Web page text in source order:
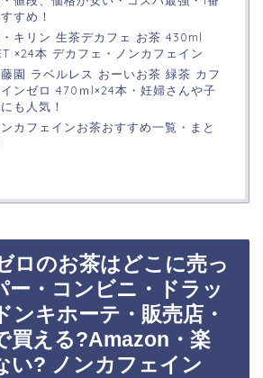
すめ！
キリン 生茶デカフェ お茶 430ml
×24本 デカフェ・ノンカフェイン
園 ラベルレス おーいお茶 緑茶 カフ
インゼロ 470ｍl×24本・妊婦さんや子
も人気！
ンカフェインお茶おすすめ一覧・まと
ロのお茶はどこに売っ
ー・コンビニ・ドラッ
ンキホーテ・販売店・
買える?Amazon・楽
い? ノンカフェイン